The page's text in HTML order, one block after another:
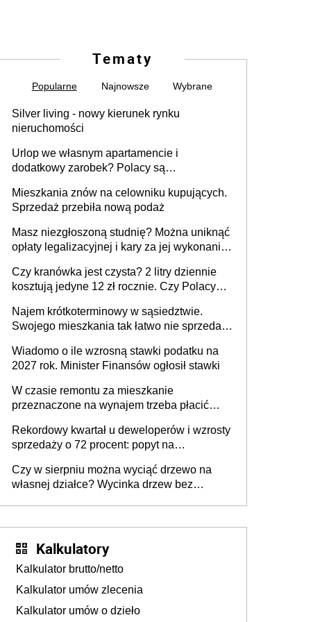
Tematy
Popularne Najnowsze Wybrane
Silver living - nowy kierunek rynku
nieruchomości
Urlop we własnym apartamencie i
dodatkowy zarobek? Polacy są
Mieszkania znów na celowniku kupujących.
Sprzedaż przebiła nową podaż
Masz niezgłoszoną studnię? Można uniknąć
opłaty legalizacyjnej i kary za jej wykonanie,
Czy kranówka jest czysta? 2 litry dziennie
kosztują jedyne 12 zł rocznie. Czy Polacy
Najem krótkoterminowy w sąsiedztwie.
Swojego mieszkania tak łatwo nie sprzedaż
Wiadomo o ile wzrosną stawki podatku na
2027 rok. Minister Finansów ogłosił stawki
W czasie remontu za mieszkanie
przeznaczone na wynajem trzeba płacić
realizuje w nim potrzeb mieszkaniowych
Rekordowy kwartał u deweloperów i wzrosty
sprzedaży o 72 procent: popyt na
Czy w sierpniu można wyciąć drzewo na
własnej działce? Wycinka drzew bez
Kalkulatory
Kalkulator brutto/netto
Kalkulator umów zlecenia
Kalkulator umów o dzieło